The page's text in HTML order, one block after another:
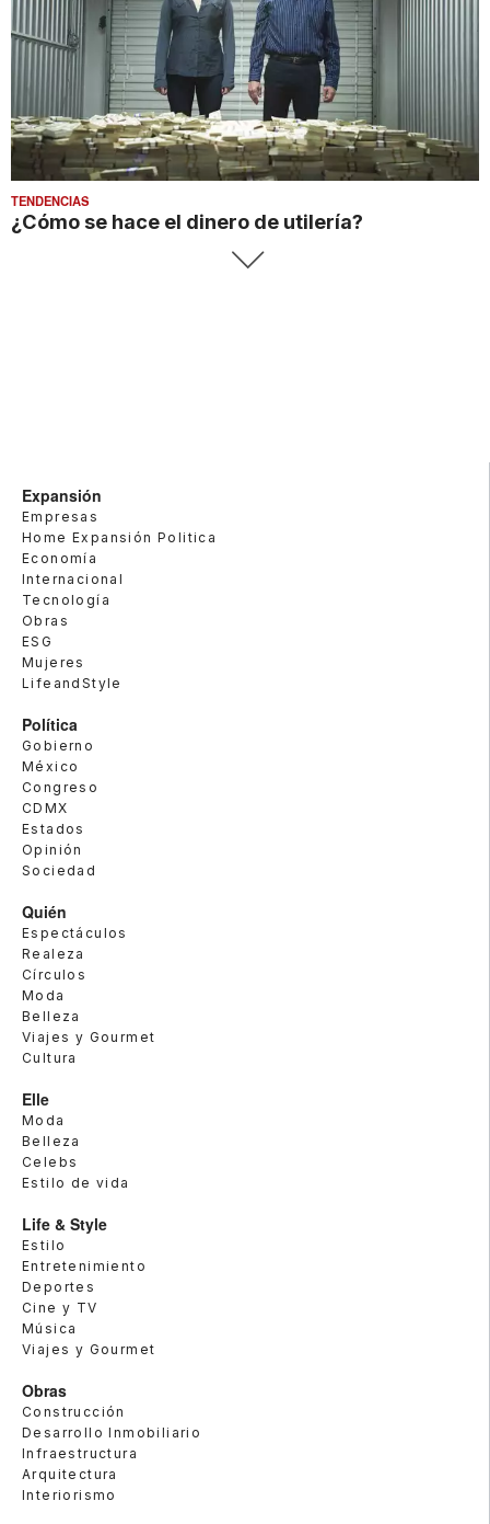
TENDENCIAS
¿Cómo se hace el dinero de utilería?
Expansión
Empresas
Home Expansión Politica
Economía
Internacional
Tecnología
Obras
ESG
Mujeres
LifeandStyle
Política
Gobierno
México
Congreso
CDMX
Estados
Opinión
Sociedad
Quién
Espectáculos
Realeza
Círculos
Moda
Belleza
Viajes y Gourmet
Cultura
Elle
Moda
Belleza
Celebs
Estilo de vida
Life & Style
Estilo
Entretenimiento
Deportes
Cine y TV
Música
Viajes y Gourmet
Obras
Construcción
Desarrollo Inmobiliario
Infraestructura
Arquitectura
Interiorismo